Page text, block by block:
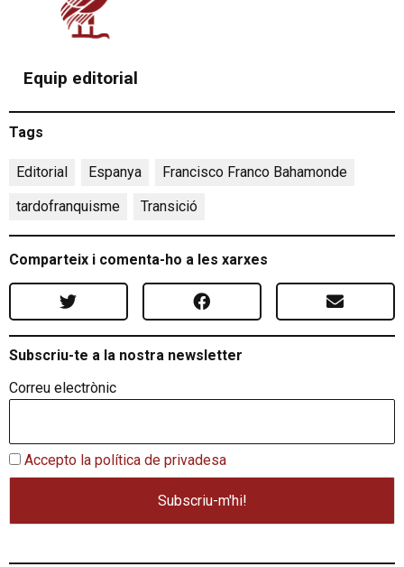
Equip editorial
Tags
Editorial Espanya Francisco Franco Bahamonde
tardofranquisme
Transició
Comparteix i comenta-ho a les xarxes
Subscriu-te a la nostra newsletter
Correu electrònic
Accepto la política de privadesa